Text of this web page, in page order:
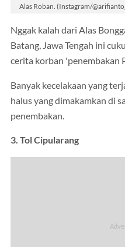
Alas Roban. (Instagram/
Nggak kalah dari Alas
Batang, Jawa Tengah ini
cerita korban 'penembakan
Banyak kecelakaan yang
halus yang dimakamkan di
penembakan.
3. Tol Cipularang